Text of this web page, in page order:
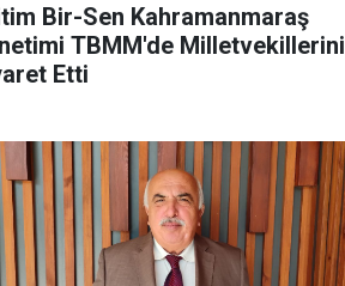
Bir-Sen Kahramanmaraş
TBMM'de Milletvekillerini
Etti